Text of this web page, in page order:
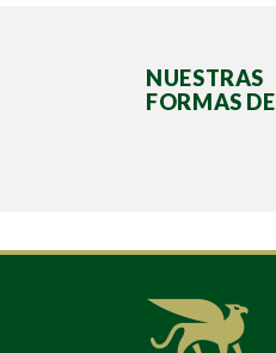
NUESTRAS
FORMAS